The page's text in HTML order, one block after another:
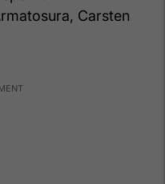
Carsten